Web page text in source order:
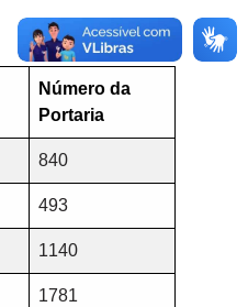
Número da
Portaria
840
493
1140
1781